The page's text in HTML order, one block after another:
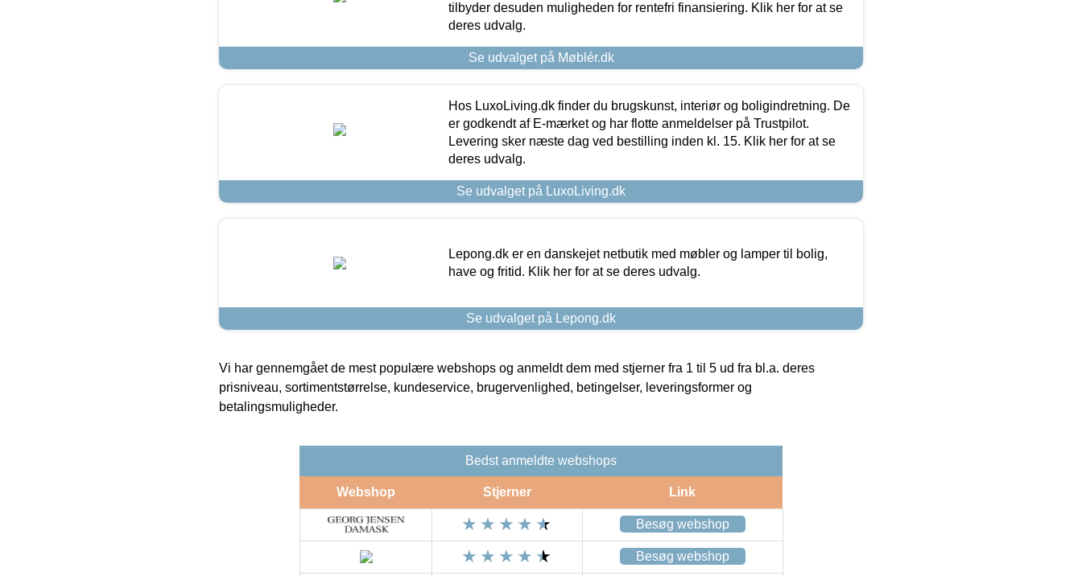
tilbyder desuden muligheden for rentefri finansiering. Klik her for at se
deres udvalg.
Se udvalget på Møblér.dk
Hos LuxoLiving.dk finder du brugskunst, interiør og boligindretning. De
er godkendt af E-mærket og har flotte anmeldelser på Trustpilot.
Levering sker næste dag ved bestilling inden kl. 15. Klik her for at se
deres udvalg.
Se udvalget på LuxoLiving.dk
Lepong.dk er en danskejet netbutik med møbler og lamper til bolig,
have og fritid. Klik her for at se deres udvalg.
Se udvalget på Lepong.dk
Vi har gennemgået de mest populære webshops og anmeldt dem med stjerner fra 1 til 5 ud fra bl.a. deres
prisniveau, sortimentstørrelse, kundeservice, brugervenlighed, betingelser, leveringsformer og
betalingsmuligheder.
Bedst anmeldte webshops
Webshop Stjerner Link
Besøg webshop
Besøg webshop